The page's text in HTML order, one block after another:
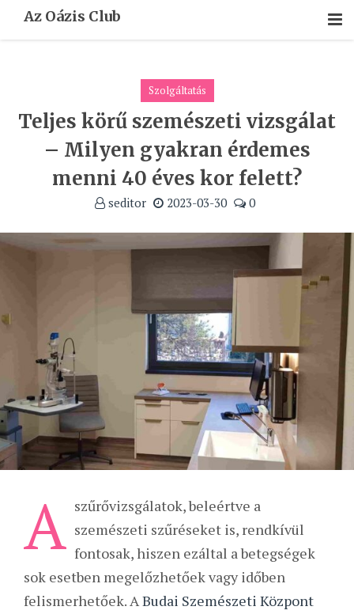
Az Oázis Club
Szolgáltatás
Teljes körű szemészeti vizsgálat
– Milyen gyakran érdemes
menni 40 éves kor felett?
seditor 2023-03-30 0
A szűrővizsgálatok, beleértve a
szemészeti szűréseket is, rendkívül
fontosak, hiszen ezáltal a betegségek
sok esetben megelőzhetőek vagy időben
felismerhetőek. ABudai Szemészeti Központ